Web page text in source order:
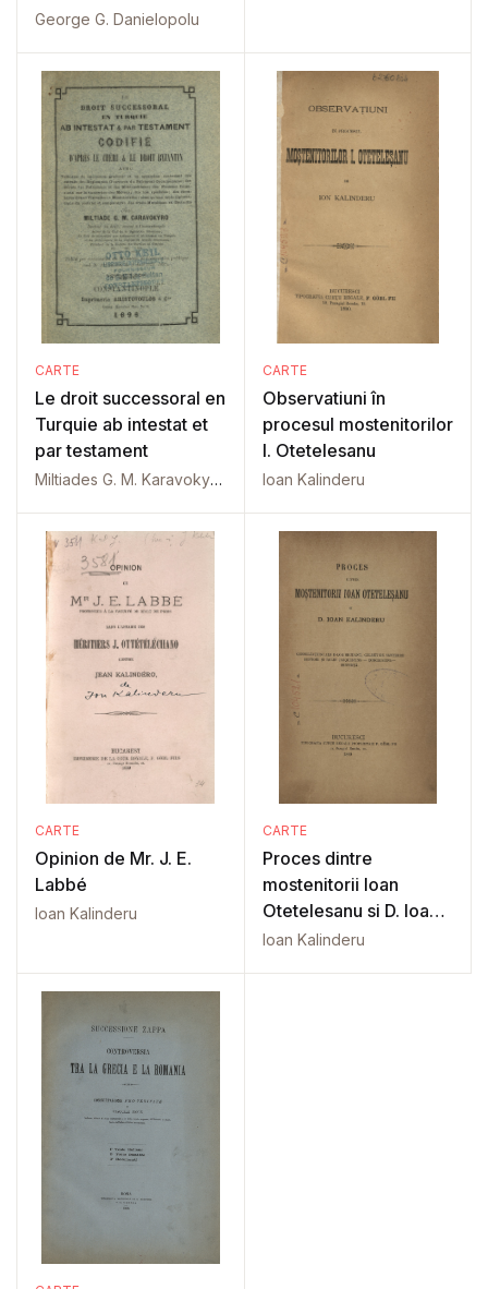
George G. Danielopolu
CARTE
Le droit successoral en
Turquie ab intestat et
par testament
Miltiades G. M. Karavokyros
CARTE
Observatiuni în
procesul mostenitorilor
I. Otetelesanu
Ioan Kalinderu
CARTE
Opinion de Mr. J. E.
Labbé
Ioan Kalinderu
CARTE
Proces dintre
mostenitorii Ioan
Otetelesanu si D. Ioan
Kalinderu
Ioan Kalinderu